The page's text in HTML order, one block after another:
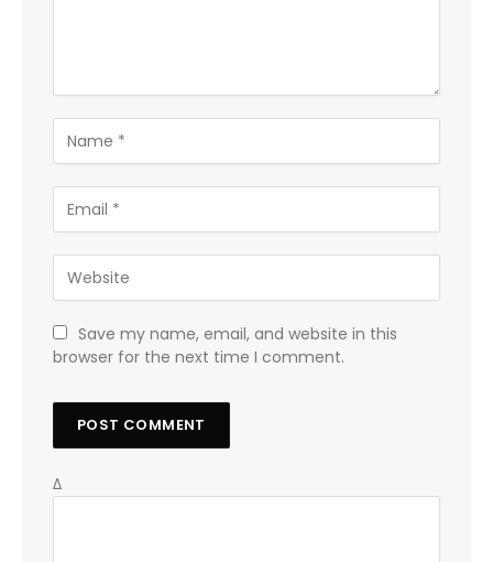
Save my name, email, and website in this
browser for the next time I comment.
Δ